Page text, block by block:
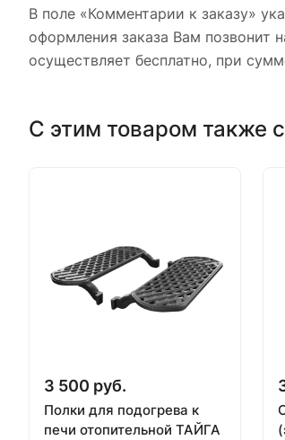
В поле «Комментарии к заказу»
оформления заказа Вам позвонит
осуществляет бесплатно, при
С этим товаром также
3 500 руб.
Полки для подогрева к
печи отопительной ТАЙГА